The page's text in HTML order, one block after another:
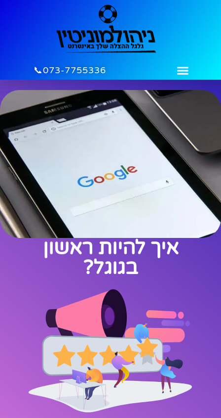
073-7755336📞
איך להיות ראשון
בגוגל?